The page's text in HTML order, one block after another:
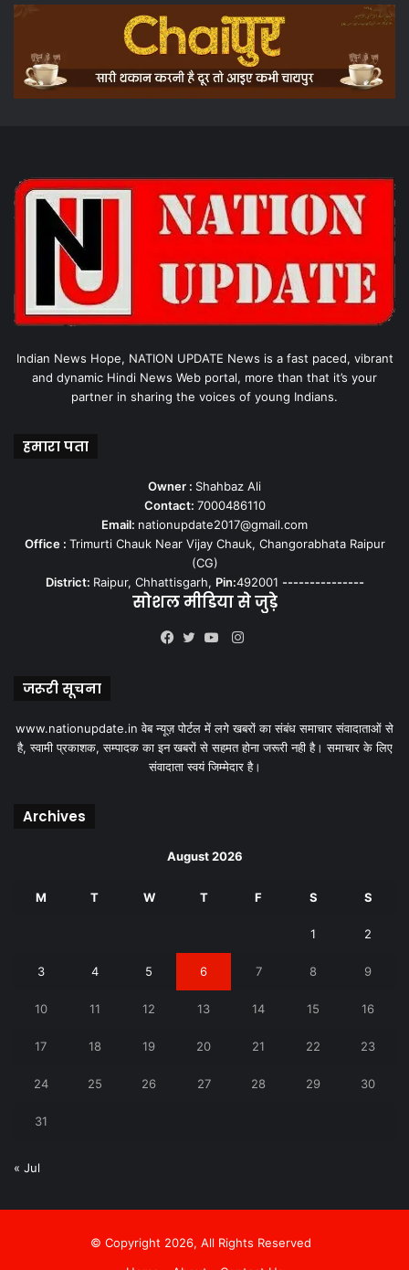
Indian News Hope, NATION UPDATE News is a fast paced, vibrant
and dynamic Hindi News Web portal, more than that it’s your
partner in sharing the voices of young Indians.
हमारा पता
Owner : Shahbaz Ali
Contact: 7000486110
Email: nationupdate2017@gmail.com
Office : Trimurti Chauk Near Vijay Chauk, Changorabhata Raipur
(CG)
District: Raipur, Chhattisgarh, Pin:492001 ---------------
सोशल मीडिया से जुड़े
Instagram
जरूरी सूचना
www.nationupdate.in वेब न्यूज़ पोर्टल में लगे खबरों का संबंध समाचार संवादाताओं से
है, स्वामी प्रकाशक, सम्पादक का इन खबरों से सहमत होना जरूरी नही है। समाचार के लिए
संवादाता स्वयं जिम्मेदार है।
Archives
August 2026
M T W T F S S
1 2
3 4 5 6 7 8 9
10 11 12 13 14 15 16
17 18 19 20 21 22 23
24 25 26 27 28 29 30
31
« Jul
© Copyright 2026, All Rights Reserved